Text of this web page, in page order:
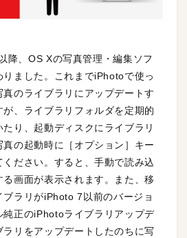
降、OS Xの写真管理・編集ソフ
りました。これまでiPhotoで使っ
のライブラリにアップデートす
、ライブラリフォルダを定期的
り、起動ディスクにライブラリ
の起動時に［オプション］キー
ださい。すると、手動で読み込
画面が表示されます。また、移
ラリがiPhoto 7以前のバージョ
純正のiPhotoライブラリアップデ
リをアップデートしたのちに写